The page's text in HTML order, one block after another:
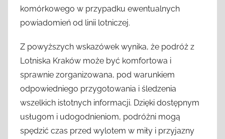
komórkowego w przypadku ewentualnych
powiadomień od linii lotniczej.
Z powyższych wskazówek wynika, że podróż z
Lotniska Kraków może być komfortowa i
sprawnie zorganizowana, pod warunkiem
odpowiedniego przygotowania i śledzenia
wszelkich istotnych informacji. Dzięki dostępnym
usługom i udogodnieniom, podróżni mogą
spędzić czas przed wylotem w miły i przyjazny